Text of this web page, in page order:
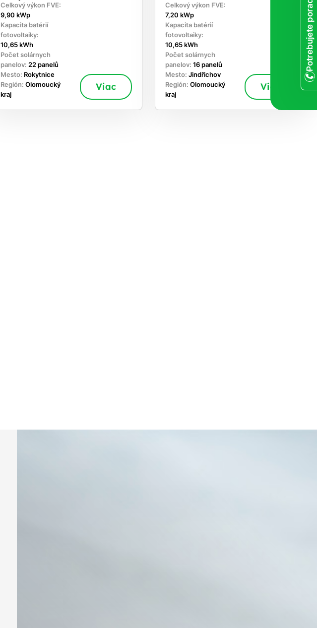
Celkový výkon FVE:
9,90 kWp
Kapacita batérií
fotovoltaiky:
10,65 kWh
Počet solárnych
panelov: 22 panelů
Mesto: Rokytnice
Región: Olomoucký
kraj
Viac
Celkový výkon FVE:
7,20 kWp
Kapacita batérií
fotovoltaiky:
10,65 kWh
Počet solárnych
panelov: 16 panelů
Mesto: Jindřichov
Región: Olomoucký
kraj
Viac
Potrebujete poradiť?